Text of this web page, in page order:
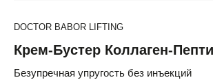
DOCTOR BABOR LIFTING
Крем-Бустер Коллаген-
Безупречная упругость без инъекций